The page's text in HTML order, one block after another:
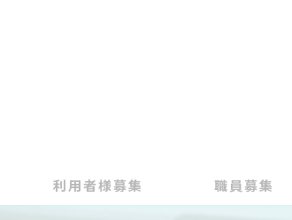
利用者様募集 職員募集